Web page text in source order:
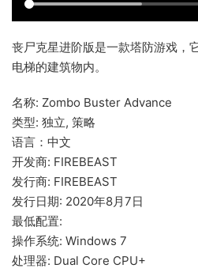
丧尸克星进阶版是一款塔防游戏，
电梯的建筑物内。
名称: Zombo Buster Advance
类型: 独立, 策略
语言：中文
开发商: FIREBEAST
发行商: FIREBEAST
发行日期: 2020年8月7日
最低配置:
操作系统: Windows 7
处理器: Dual Core CPU+